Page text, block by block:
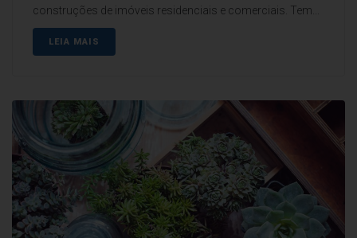
construções de imóveis residenciais e comerciais. Tem...
LEIA MAIS